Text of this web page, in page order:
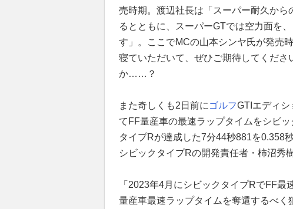
売時期。渡辺社長は「スーパー耐久か
るとともに、スーパーGTでは空力面を
す」。ここでMCの山本シンヤ氏が発売
寝ていただいて、ぜひご期待してくだ
か……？
また奇しくも2日前に ゴルフGTIエディ
てFF量産車の最速ラップタイムをシビ
タイプRが達成した7分44秒881を0.358
シビックタイプRの開発責任者・柿沼秀
「2023年4月にシビックタイプRでFF
量産車最速ラップタイムを奪還するべく